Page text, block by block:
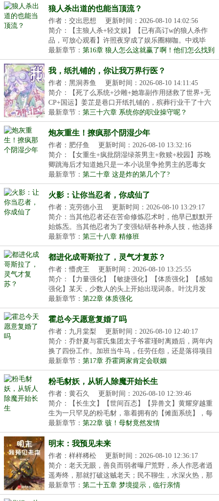
狼人杀出道的也能当顶流？
作者：交出思想
更新时间：2026-08-10 14:02:56
简介：【主狼人杀+轻文娱】【已有高订w的狼人杀作
品，可放心观看】许照夜穿成了娱乐圈糊咖。中戏毕
业，颜...
最新章节： 第16章 狼人怎么这就赢了啊！他们怎么找到
的女巫？！
我，纸扎铺的，你让我万界行医？
作者：黑洞养鱼
更新时间：2026-08-10 14:11:45
简介：【死了么系统+沙雕+她靠副作用拯救了世界+无
CP+国运】姜芷是巷口开纸扎铺的，殡葬行业干了十六
年，...
最新章节： 第三十六章 系统你的职业操守呢？
炮灰重生！撩疯那个阴湿少年
作者：肥仔鱼
更新时间：2026-08-10 13:32:16
简介：【女重生+疯批阴湿绿茶男主+救赎+校园】苏晚
卿跳海后才知道她只是一本小说里争抢男主的恶毒女
配。...
最新章节： 第二十章 这是炸的第几个了?
火影：让你当忍者，你成仙了
作者：克劳德小丑
更新时间：2026-08-10 13:29:17
简介：当其他忍者还在苦命修炼忍术时，他早已默默开
始炼炁。当其他忍者为了变强钻研各种杀人技，他选择
一...
最新章节： 第三十八章 精修班
都进化成哥斯拉了，灵气才复苏？
作者：懵虎王
更新时间：2026-08-10 13:25:55
简介：【力量强化】【敏捷强化】【体质强化】【感知
强化】某天，少数人的头上开始出现词条。叶沈月发
现，...
最新章节： 第22章 体质强化
霍总今天愿意复婚了吗
作者：九月棠梨
更新时间：2026-08-10 12:40:17
简介：乔舒夏与霍氏集团太子爷霍瑾时离婚后，两年内
换了四份工作。加班当牛马，任劳任怨，还是落得项目
被...
最新章节： 第17章 乔霍两家肯定会联姻
粉毛豺妖，从斩人除魔开始长生
作者：黄石久
更新时间：2026-08-10 12:39:46
简介：【长生文】【世间百态】【异兽文】黄耀穿越重
生为一只罕见的粉毛豺，靠着拥有的【傩面系统】，每
天...
最新章节： 第22章 骇！母豺竟然发情
明末：我预见未来
作者：样样稀松
更新时间：2026-08-10 12:36:17
简介：老天无眼，善良而弱者曝尸荒野，杀人作恶者逍
遥寿终，那就打破这贼老天；民不聊生，水深火热，那
就...
最新章节： 第二十五章 梦境提示，临行亲情